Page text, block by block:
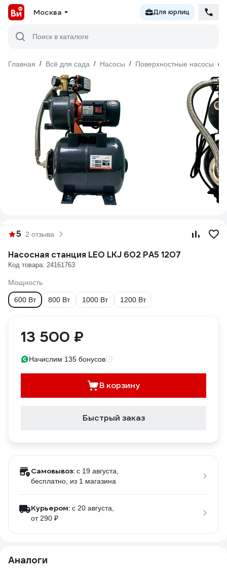
Москва Для юрлиц
Поиск в каталоге
Главная / Всё для сада / Насосы / Поверхностные насосы /
5 2 отзыва
Насосная станция LEO LKJ 602 PA5 1207
Код товара: 24161763
Мощность
600 Вт 800 Вт 1000 Вт 1200 Вт
13 500 ₽
Начислим 135 бонусов
В корзину
Быстрый заказ
Самовывоз: c 19 августа,
бесплатно , из 1 магазина
Курьером: c 20 августа,
от 290 ₽
Аналоги